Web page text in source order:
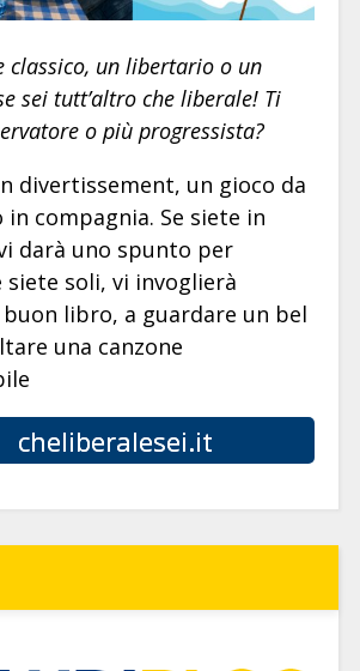
classico, un libertario o un
sei tutt’altro che liberale! Ti
o più progressista?
divertissement, un gioco da
compagnia. Se siete in
darà uno spunto per
soli, vi invoglierà
libro, a guardare un bel
una canzone
cheliberalesei.it